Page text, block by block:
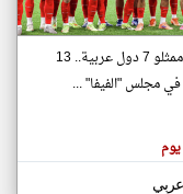
الدولة
على مدار الساعة
العاجلة والمباشرة
بينهم ممثلو 7 دول عربية.. 13
مجلس "الفيفا" ...